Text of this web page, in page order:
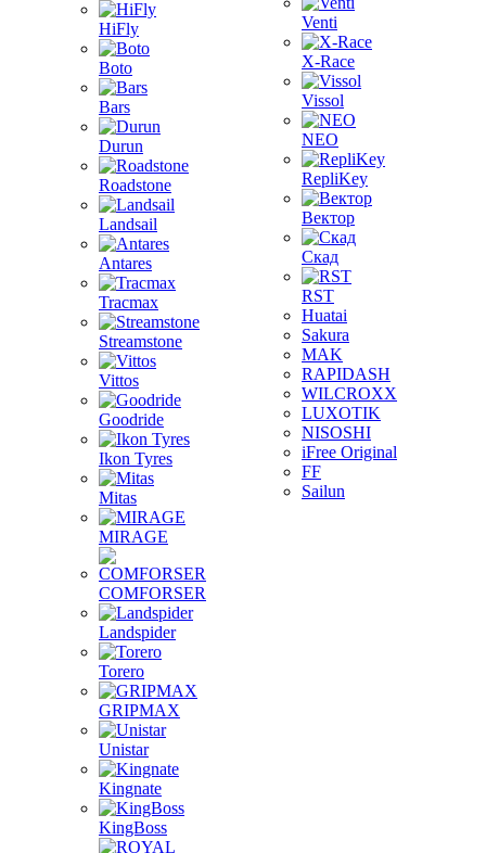
HiFly
Boto
Bars
Durun
Roadstone
Landsail
Antares
Tracmax
Streamstone
Vittos
Goodride
Ikon Tyres
Mitas
MIRAGE
COMFORSER
Landspider
Torero
GRIPMAX
Unistar
Kingnate
KingBoss
Venti
X-Race
Vissol
NEO
RepliKey
Вектор
Скад
RST
Huatai
Sakura
MAK
RAPIDASH
WILCROXX
LUXOTIK
NISOSHI
iFree Original
FF
Sailun